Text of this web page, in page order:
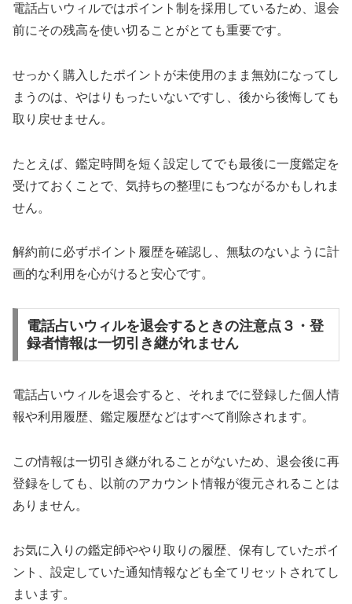
電話占いウィルではポイント制を採用しているため、退会
前にその残高を使い切ることがとても重要です。
せっかく購入したポイントが未使用のまま無効になってし
まうのは、やはりもったいないですし、後から後悔しても
取り戻せません。
たとえば、鑑定時間を短く設定してでも最後に一度鑑定を
受けておくことで、気持ちの整理にもつながるかもしれま
せん。
解約前に必ずポイント履歴を確認し、無駄のないように計
画的な利用を心がけると安心です。
電話占いウィルを退会するときの注意点３・登
録者情報は一切引き継がれません
電話占いウィルを退会すると、それまでに登録した個人情
報や利用履歴、鑑定履歴などはすべて削除されます。
この情報は一切引き継がれることがないため、退会後に再
登録をしても、以前のアカウント情報が復元されることは
ありません。
お気に入りの鑑定師ややり取りの履歴、保有していたポイ
ント、設定していた通知情報なども全てリセットされてし
まいます。